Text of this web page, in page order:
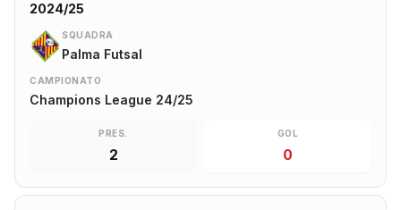
2024/25
SQUADRA
Palma Futsal
CAMPIONATO
Champions League 24/25
PRES.
2
GOL
0